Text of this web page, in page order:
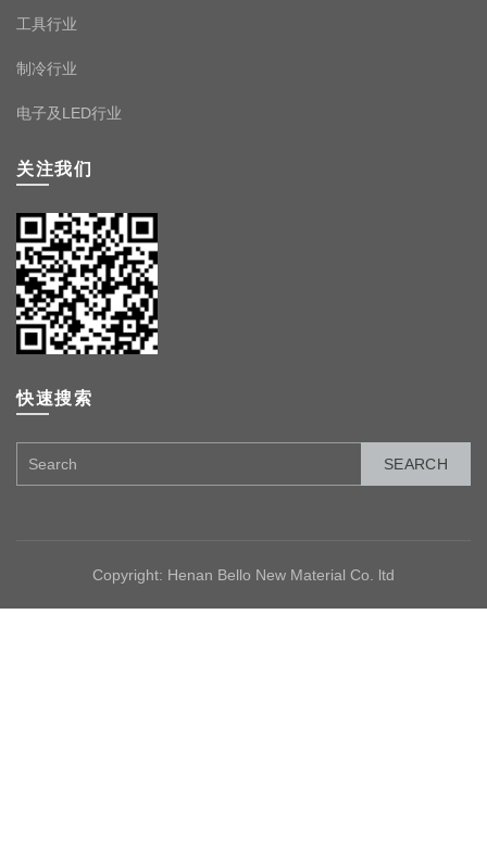
工具行业
制冷行业
电子及LED行业
关注我们
快速搜索
SEARCH
Copyright: Henan Bello New Material Co. ltd